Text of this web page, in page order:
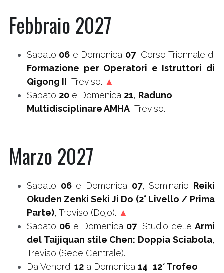
Febbraio 2027
Sabato 06 e Domenica 07, Corso Triennale di
Formazione per Operatori e Istruttori di
Qigong II, Treviso. ▲
Sabato 20 e Domenica 21, Raduno
Multidisciplinare AMHA, Treviso.
Marzo 2027
Sabato 06 e Domenica 07, Seminario Reiki
Okuden Zenki Seki Ji Do (2° Livello / Prima
Parte), Treviso (Dojo). ▲
Sabato 06 e Domenica 07, Studio delle Armi
del Taijiquan stile Chen: Doppia Sciabola,
Treviso (Sede Centrale).
Da Venerdì 12 a Domenica 14, 12° Trofeo